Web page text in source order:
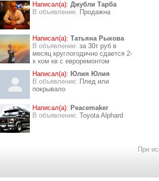
Написал(а): Джубли Тарба
В объявление: Продажна
Написал(а): Татьяна Рыкова
В объявление: за 30т руб в
месяц круглогодично сдается 2-
х ком кв с евроремонтом
Написал(а): Юлия Юлия
В объявление: Плед или
покрывало
Написал(а): Peacemaker
В объявление: Toyota Alphard
При